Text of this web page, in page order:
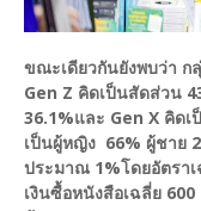
ขณะเดียวกันยังพบว่า ก
Gen Z คิดเป็นสัดส่วน
36.1%และ Gen X คิด
เป็นผู้หญิง 66% ผู้ชาย
ประมาณ 1%โดยอัตรา
เงินซื้อหนังสือเฉลี่ย